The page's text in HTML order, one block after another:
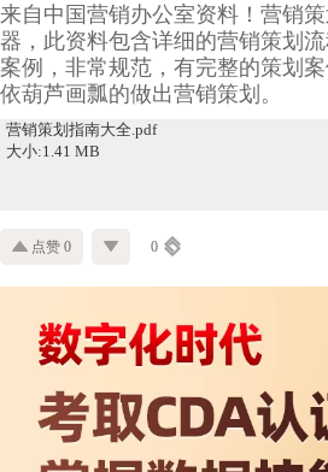
来自中国营销办公室资料！营销
器，此资料包含详细的营销策划
案例，非常规范，有完整的策划
依葫芦画瓢的做出营销策划。
营销策划指南大全.pdf
大小:1.41 MB
点赞 0 0